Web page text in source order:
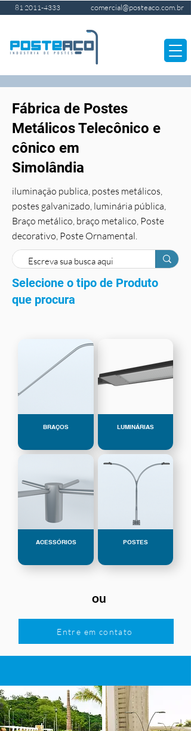
81 2011-4333 comercial@posteaco.com.br
Fábrica de Postes
Metálicos Telecônico e
cônico em
Simolândia
iluminação publica, postes metálicos,
postes galvanizado, luminária pública,
Braço metálico, braço metalico, Poste
decorativo, Poste Ornamental.
Selecione o tipo de Produto
que procura
BRAÇOS LUMINÁRIAS
ACESSÓRIOS POSTES
ou
Entre em contato